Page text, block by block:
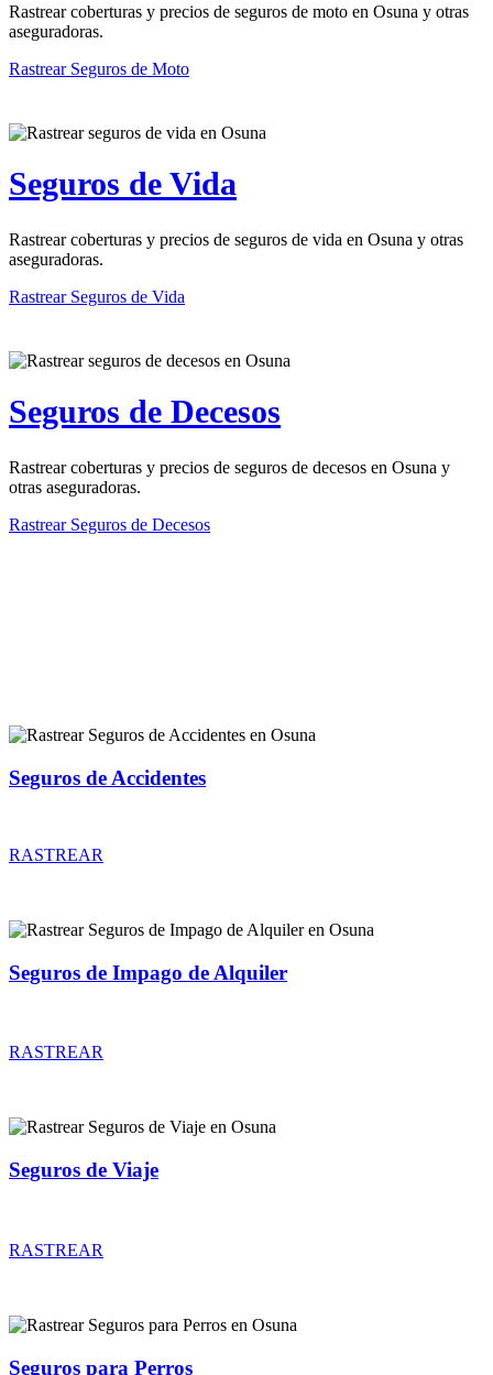
Rastrear coberturas y precios de seguros de moto en Osuna y otras
aseguradoras.
Rastrear Seguros de Moto
Seguros de Vida
Rastrear coberturas y precios de seguros de vida en Osuna y otras
aseguradoras.
Rastrear Seguros de Vida
Seguros de Decesos
Rastrear coberturas y precios de seguros de decesos en Osuna y
otras aseguradoras.
Rastrear Seguros de Decesos
Seguros de Accidentes
RASTREAR
Seguros de Impago de Alquiler
RASTREAR
Seguros de Viaje
RASTREAR
Seguros para Perros